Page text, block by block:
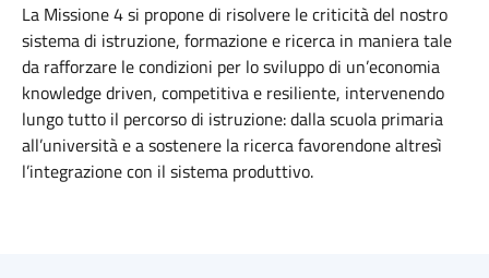
La Missione 4 si propone di risolvere le criticità del nostro
sistema di istruzione, formazione e ricerca in maniera tale
da rafforzare le condizioni per lo sviluppo di un’economia
knowledge driven, competitiva e resiliente, intervenendo
lungo tutto il percorso di istruzione: dalla scuola primaria
all’università e a sostenere la ricerca favorendone altresì
l’integrazione con il sistema produttivo.